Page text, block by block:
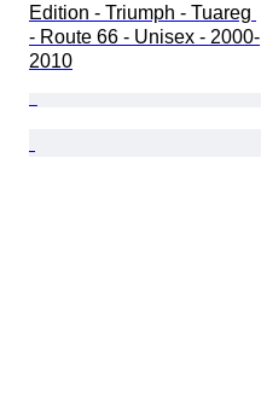
Edition - Triumph - Tuareg
- Route 66 - Unisex - 2000-
2010